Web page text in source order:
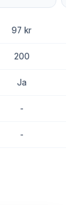
97 kr
200
Ja
-
-